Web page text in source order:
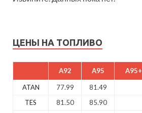
ЦЕНЫ НА ТОПЛИВО
A92 A95 A95+
ATAN 77.99 81.49
TES
81.50 85.90